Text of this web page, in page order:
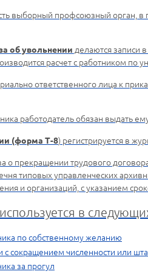
выборный профсоюзный орган, в
об увольнении делаются записи
расчет с работником
ответственного лица к
работодатель обязан выдать
(форма Т-8) регистрируется в
о прекращении трудового
типовых управленческих
и организаций, с указанием
в
по собственному желанию
с сокращением численности или
за прогул